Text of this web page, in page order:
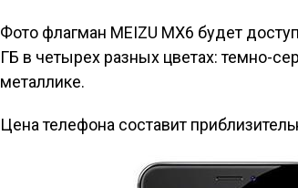
Фото флагман MEIZU MX6 будет
ГБ в четырех разных цветах: темно-
металлике.
Цена телефона составит